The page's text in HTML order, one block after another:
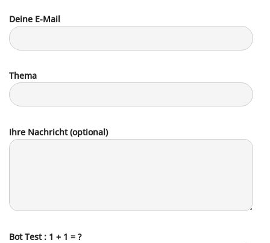
Deine E-Mail
Thema
Ihre Nachricht (optional)
Bot Test : 1 + 1 = ?